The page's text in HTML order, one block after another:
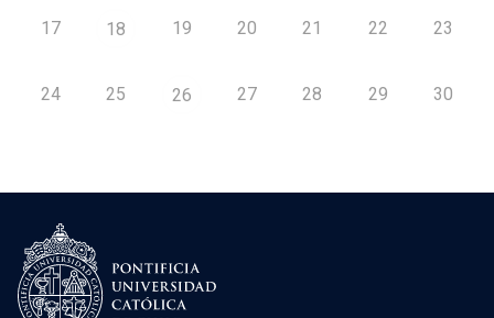
17 18 19 20 21 22 23
24 25 26 27 28 29 30